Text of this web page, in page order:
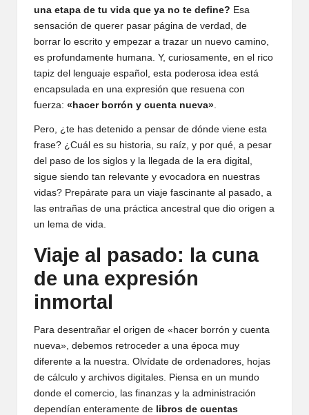
una etapa de tu vida que ya no te define? Esa
sensación de querer pasar página de verdad, de
borrar lo escrito y empezar a trazar un nuevo camino,
es profundamente humana. Y, curiosamente, en el rico
tapiz del lenguaje español, esta poderosa idea está
encapsulada en una expresión que resuena con
fuerza: «hacer borrón y cuenta nueva»
Pero, ¿te has detenido a pensar de dónde viene esta
frase? ¿Cuál es su historia, su raíz, y por qué, a pesar
del paso de los siglos y la llegada de la era digital,
sigue siendo tan relevante y evocadora en nuestras
vidas? Prepárate para un viaje fascinante al pasado, a
las entrañas de una práctica ancestral que dio origen a
un lema de vida.
Viaje al pasado: la cuna
de una expresión
inmortal
Para desentrañar el origen de «hacer borrón y cuenta
nueva», debemos retroceder a una época muy
diferente a la nuestra. Olvídate de ordenadores, hojas
de cálculo y archivos digitales. Piensa en un mundo
donde el comercio, las finanzas y la administración
dependían enteramente de libros de cuentas